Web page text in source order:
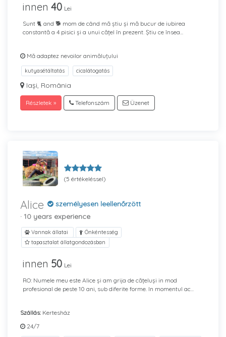
innen 40 Lei
Sunt 🐈 and 🐕 mom de când mă știu și mă bucur de iubirea
constantă a 4 pisici și a unui cățel în prezent. Știu ce însea...
Mă adaptez nevoilor animăluțului
kutyasétáltatás cicalátogatás
Iași, România
Részletek » Telefonszám Üzenet
(5 értékeléssel)
Alice
személyesen leellenőrzött
· 10 years experience
Vannak állatai
Önkéntesség
tapasztalat állatgondozásban
innen 50 Lei
RO: Numele meu este Alice și am grija de cățeluși in mod
profesional de peste 10 ani, sub diferite forme. In momentul ac...
Szállás: Kertesház
24/7